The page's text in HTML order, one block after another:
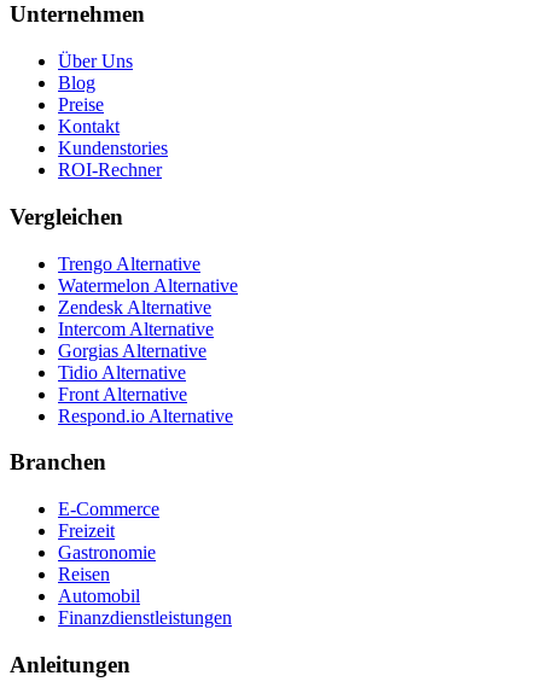
Unternehmen
Über Uns
Blog
Preise
Kontakt
Kundenstories
ROI-Rechner
Vergleichen
Trengo Alternative
Watermelon Alternative
Zendesk Alternative
Intercom Alternative
Gorgias Alternative
Tidio Alternative
Front Alternative
Respond.io Alternative
Branchen
E-Commerce
Freizeit
Gastronomie
Reisen
Automobil
Finanzdienstleistungen
Anleitungen